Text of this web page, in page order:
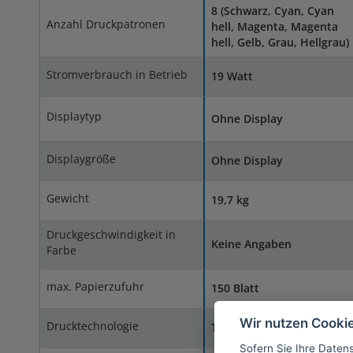
Anzahl Druckpatronen
8 (Schwarz, Cyan, Cyan
hell, Magenta, Magenta
hell, Gelb, Grau, Hellgrau)
Stromverbrauch in Betrieb 19 Watt
Displaytyp Ohne Display
Displaygröße Ohne Display
Gewicht 19,7 kg
Druckgeschwindigkeit in
Farbe
Keine Angaben
max. Papierzufuhr 150 Blatt
Drucktechnologie Tintenstrahldruck
Wir nutzen
Sofern Sie Ihre